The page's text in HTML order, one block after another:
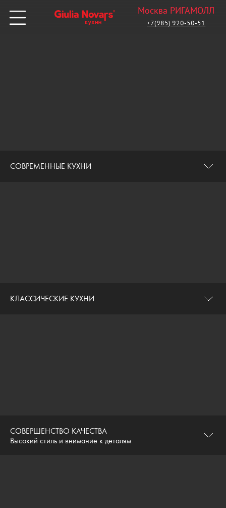
Москва РИГАМОЛЛ
+7(985) 920-50-51
СОВРЕМЕННЫЕ КУХНИ
КЛАССИЧЕСКИЕ КУХНИ
СОВЕРШЕНСТВО КАЧЕСТВА
Высокий стиль и внимание к деталям